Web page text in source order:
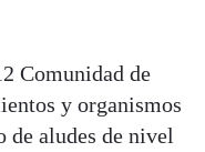
Comunidad de
y organismos
de aludes de nivel